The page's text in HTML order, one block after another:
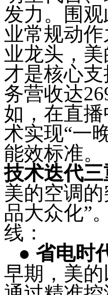
发力。围
业常规动
业龙头，
才是核心
务营收达
如，在直
术实现“一
能效标准。
技术迭代
美的空调
品大众化”
线：
● 省电时
早期，美